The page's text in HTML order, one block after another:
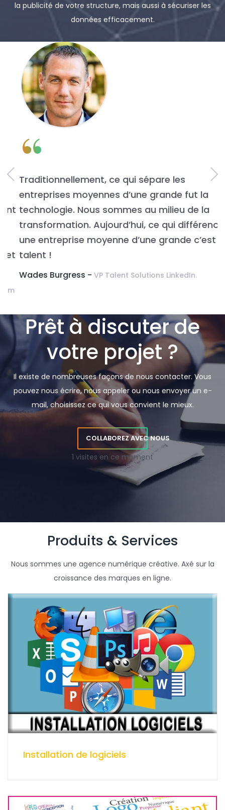
la publicité de votre structure, mais aussi à sécuriser les
données efficacement.
“
Traditionnellement, ce qui sépare les
entreprises moyennes d’une grande fut la
technologie. Nous sommes au milieu de la
transformation. Aujourd’hui, ce qui différencie
une entreprise moyenne d’une grande c’est le
talent !
Wades Burgress -VP Talent Solutions LinkedIn.
Prêt à discuter de
votre projet ?
Il existe de nombreuses façons de nous contacter. Vous
pouvez nous écrire, nous appeler ou nous envoyer un e-
mail, choisissez ce qui vous convient le mieux.
COLLABOREZ AVEC NOUS
1 visites en ce moment
Produits & Services
Nous sommes une agence numérique créative. Axé sur la
croissance des marques en ligne.
Installation de logiciels